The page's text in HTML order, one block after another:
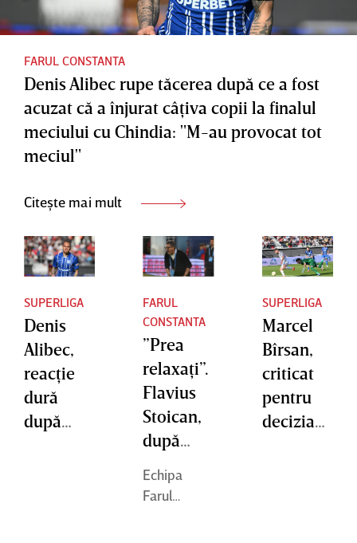
FARUL CONSTANTA
Denis Alibec rupe tăcerea după ce a fost
acuzat că a înjurat câţiva copii la finalul
meciului cu Chindia: "M-au provocat tot
meciul"
Citește mai mult
SUPERLIGA
Denis
Alibec,
reacţie
dură
după
FARUL
CONSTANTA
”Prea
relaxaţi”.
Flavius
Stoican,
după
remiza
cu
Echipa
Farul
SUPERLIGA
Marcel
Bîrsan,
criticat
pentru
decizia